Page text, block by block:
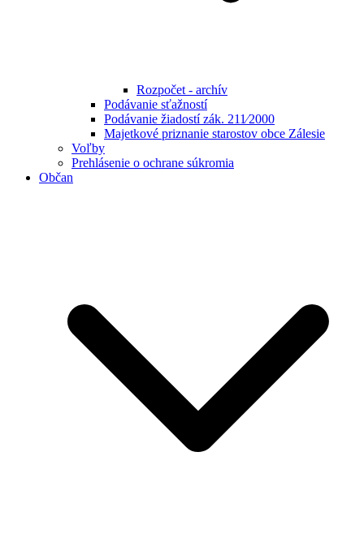
Rozpočet - archív
Podávanie sťažností
Podávanie žiadostí zák. 211⁄2000
Majetkové priznanie starostov obce Zálesie
Voľby
Prehlásenie o ochrane súkromia
Občan